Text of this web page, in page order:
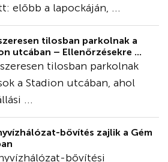
előbb a lapockáján, ...
tilosban parkolnak a
utcában – Ellenőrzésekre ...
tilosban parkolnak
a Stadion utcában, ahol
...
bővítés zajlik a Gém
bővítési